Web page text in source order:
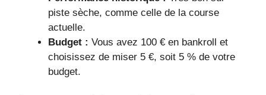
piste sèche, comme celle de la course
actuelle.
Budget : Vous avez 100 € en bankroll et
choisissez de miser 5 €, soit 5 % de votre
budget.